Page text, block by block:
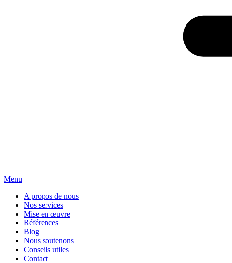
Menu
A propos de nous
Nos services
Mise en œuvre
Références
Blog
Nous soutenons
Conseils utiles
Contact